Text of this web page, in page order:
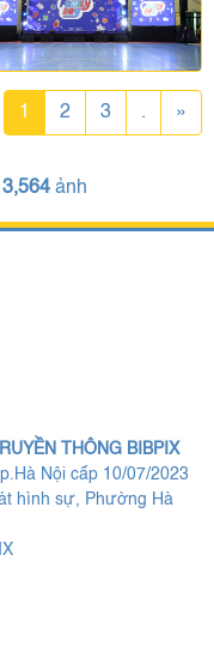
1 2 3 . »
3,564 ảnh
THÔNG BIBPIX
Nội cấp 10/07/2023
hình sự, Phường Hà